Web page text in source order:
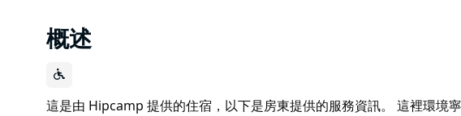
概述
這是由 Hipcamp 提供的住宿，以下是房東提供的服務資訊。 這裡環境